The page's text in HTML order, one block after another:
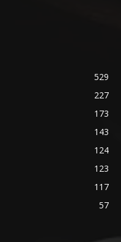
529
227
173
143
124
123
117
57